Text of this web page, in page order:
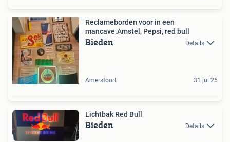
Reclameborden voor in een
mancave.Amstel, Pepsi, red bull
Bieden Details
Amersfoort 31 jul 26
Lichtbak Red Bull
Bieden Details